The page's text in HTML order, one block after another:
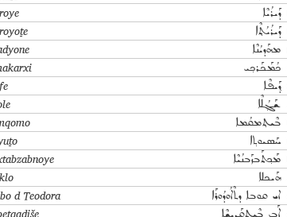
ܕܰܝܪܳܝܶܐ
ܕܰܝܪܳܝܳܬ݂ܶܐ
ܡܗܰܕܝܳܢܶܐ
ܟܳܡܰܟܰܪܟ݂ܝ
ܕ݂ܰܝܦܶܐ
ܫܰܓ݂ܳܠܶܐ
ܒܶܝܬ݂ܡܩܳܡܐ
ܚܰܣܝܘܬ݂ܐ
ܡܰܟ݂ܬܰܒܙܰܒܢܳܝܶܐ
ܗܰܝܟܠܐ
d Teodora ܐܝ ܩܘܒܐ ܕܬܶܐܳܘܕܳܘܪܰܐ